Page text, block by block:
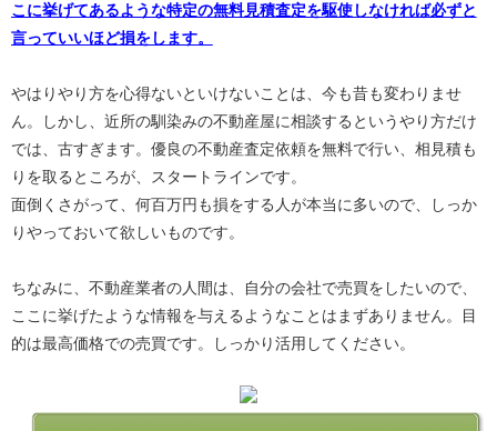
こに挙げてあるような特定の無料見積査定を駆使しなければ必ずと
言っていいほど損をします。
やはりやり方を心得ないといけないことは、今も昔も変わりませ
ん。しかし、近所の馴染みの不動産屋に相談するというやり方だけ
では、古すぎます。優良の不動産査定依頼を無料で行い、相見積も
りを取るところが、スタートラインです。
面倒くさがって、何百万円も損をする人が本当に多いので、しっか
りやっておいて欲しいものです。
ちなみに、不動産業者の人間は、自分の会社で売買をしたいので、
ここに挙げたような情報を与えるようなことはまずありません。目
的は最高価格での売買です。しっかり活用してください。